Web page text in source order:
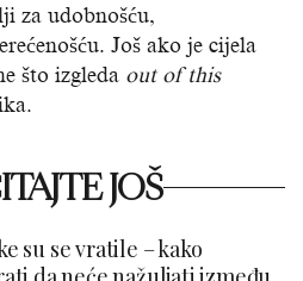
za udobnošću,
Još ako je cijela
što izgleda out of this
JOŠ
su se vratile – kako